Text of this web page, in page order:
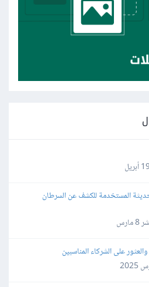
المستخدمة للكشف عن السرطان
8 مارس
على الشركاء المناسبين